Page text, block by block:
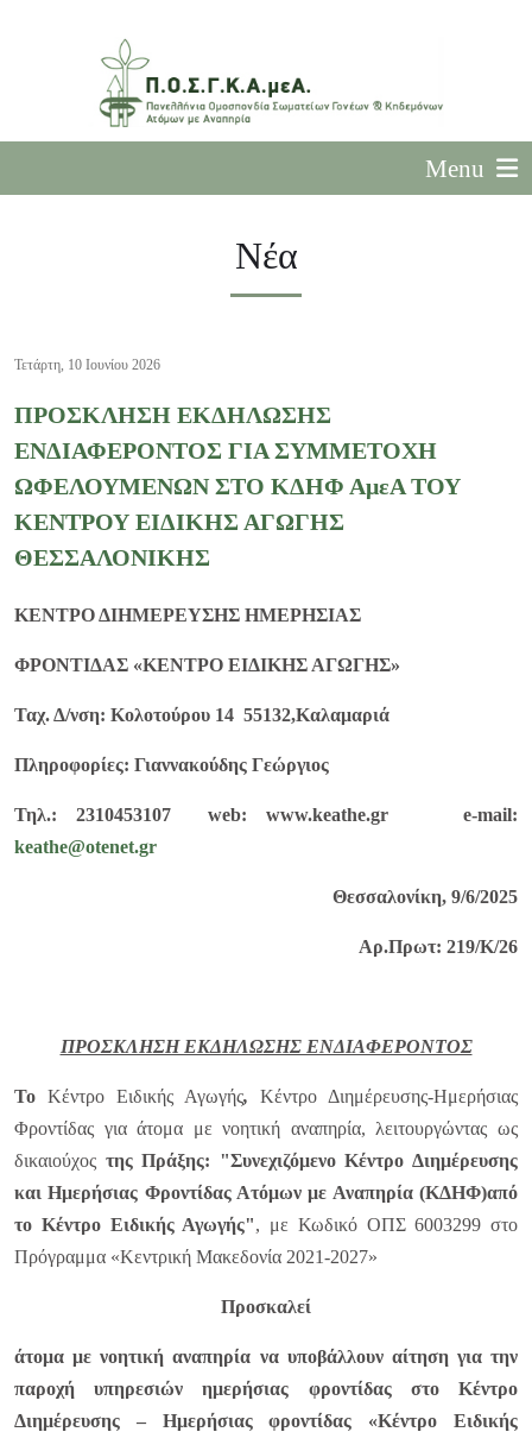
Menu
Νέα
Τετάρτη, 10 Ιουνίου 2026
ΠΡΟΣΚΛΗΣΗ ΕΚΔΗΛΩΣΗΣ
ΕΝΔΙΑΦΕΡΟΝΤΟΣ ΓΙΑ ΣΥΜΜΕΤΟΧΗ
ΩΦΕΛΟΥΜΕΝΩΝ ΣΤΟ ΚΔΗΦ ΑμεΑ ΤΟΥ
ΚΕΝΤΡΟΥ ΕΙΔΙΚΗΣ ΑΓΩΓΗΣ
ΘΕΣΣΑΛΟΝΙΚΗΣ
ΚΕΝΤΡΟ ΔΙΗΜΕΡΕΥΣΗΣ ΗΜΕΡΗΣΙΑΣ
ΦΡΟΝΤΙΔΑΣ «ΚΕΝΤΡΟ ΕΙΔΙΚΗΣ ΑΓΩΓΗΣ»
Ταχ. Δ/νση: Κολοτούρου 14 55132,Καλαμαριά
Πληροφορίες: Γιαννακούδης Γεώργιος
Τηλ.: 2310453107 web: www.keathe.gr e-mail:
keathe@otenet.gr
Θεσσαλονίκη, 9/6/2025
Αρ.Πρωτ: 219/Κ/26
ΠΡΟΣΚΛΗΣΗ ΕΚΔΗΛΩΣΗΣ ΕΝΔΙΑΦΕΡΟΝΤΟΣ
Το Κέντρο Ειδικής Αγωγής, Κέντρο Διημέρευσης-Ημερήσιας
Φροντίδας για άτομα με νοητική αναπηρία, λειτουργώντας ως
δικαιούχος τηςΠράξης: "Συνεχιζόμενο Κέντρο Διημέρευσης
και Ημερήσιας Φροντίδας Ατόμων με Αναπηρία (ΚΔΗΦ)από
το Κέντρο Ειδικής Αγωγής", με Κωδικό ΟΠΣ 6003299 στο
Πρόγραμμα «Κεντρική Μακεδονία 2021-2027»
Προσκαλεί
άτομα με νοητική αναπηρία να υποβάλλουν αίτηση για την
παροχή υπηρεσιών ημερήσιας φροντίδας στο Κέντρο
Διημέρευσης – Ημερήσιας φροντίδας «Κέντρο Ειδικής